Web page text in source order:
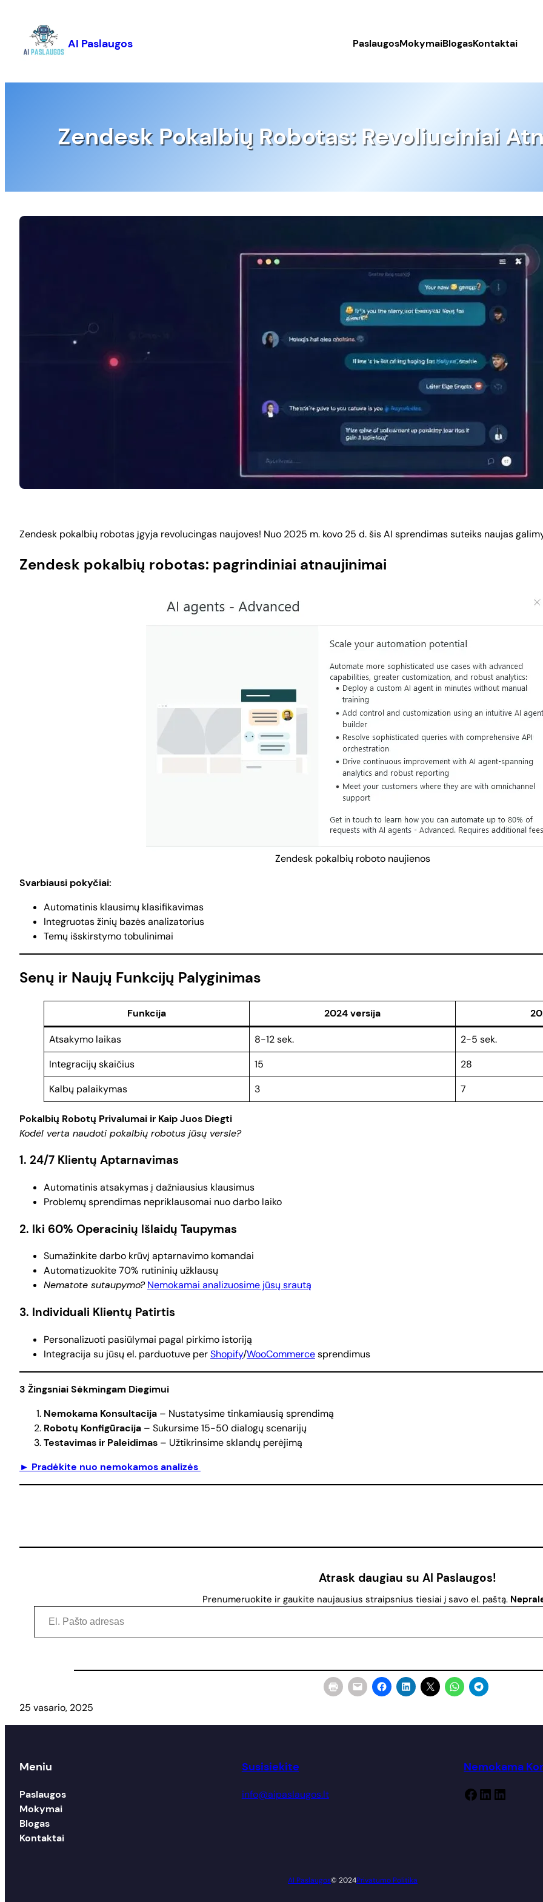
turinio
AI Paslaugos PaslaugosMokymaiBlogasKontaktai
Zendesk Pokalbių Robotas: Revoliuciniai
Zendesk pokalbių robotas įgyja revolucingas naujoves! Nuo 2025 m. kovo 25 d. šis AI sprendimas suteiks naujas
Zendesk pokalbių robotas: pagrindiniai atnaujinimai
Zendesk pokalbių roboto naujienos
Svarbiausi pokyčiai:
Automatinis klausimų klasifikavimas
Integruotas žinių bazės analizatorius
Temų išskirstymo tobulinimai
Senų ir Naujų Funkcijų Palyginimas
Funkcija 2024 versija
Atsakymo laikas 8-12 sek.
2-5 sek.
Integracijų skaičius
15
28
Kalbų palaikymas
3 7
Pokalbių Robotų Privalumai ir Kaip Juos Diegti
Kodėl verta naudoti pokalbių robotus jūsų versle?
1. 24/7 Klientų Aptarnavimas
Automatinis atsakymas į dažniausius klausimus
Problemų sprendimas nepriklausomai nuo darbo laiko
2. Iki 60% Operacinių Išlaidų Taupymas
Sumažinkite darbo krūvį aptarnavimo komandai
Automatizuokite 70% rutininių užklausų
Nematote sutaupymo? Nemokamai analizuosime jūsų srautą
3. Individuali Klientų Patirtis
Personalizuoti pasiūlymai pagal pirkimo istoriją
Integracija su jūsų el. parduotuve perShopify/WooCommercesprendimus
3 Žingsniai Sėkmingam Diegimui
Nemokama Konsultacija – Nustatysime tinkamiausią sprendimą
Robotų Konfigūracija – Sukursime 15-50 dialogų scenarijų
Testavimas ir Paleidimas – Užtikrinsime sklandų perėjimą
► Pradėkite nuo nemokamos analizės
Atrask daugiau su AI Paslaugos!
Prenumeruokite ir gaukite naujausius straipsnius tiesiai į savo el. paštą.
El. Pašto adresas
25 vasario, 2025
Meniu
Paslaugos
Mokymai
Blogas
Kontaktai
Susisiekite
info@aipaslaugos.lt
Nemokama
Facebook LinkedIn LinkedIn
AI Paslaugos© 2024Privatumo Politika